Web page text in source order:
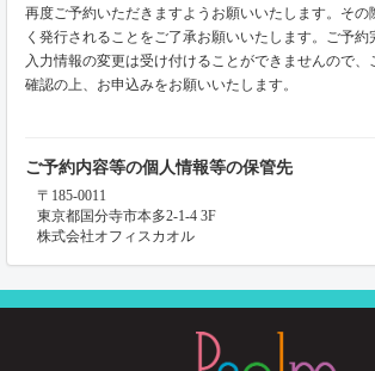
再度ご予約いただきますようお願いいたします。その
く発行されることをご了承お願いいたします。ご予
入力情報の変更は受け付けることができませんので、
確認の上、お申込みをお願いいたします。
ご予約内容等の個人情報等の保管先
〒185-0011
東京都国分寺市本多2-1-4 3F
株式会社オフィスカオル